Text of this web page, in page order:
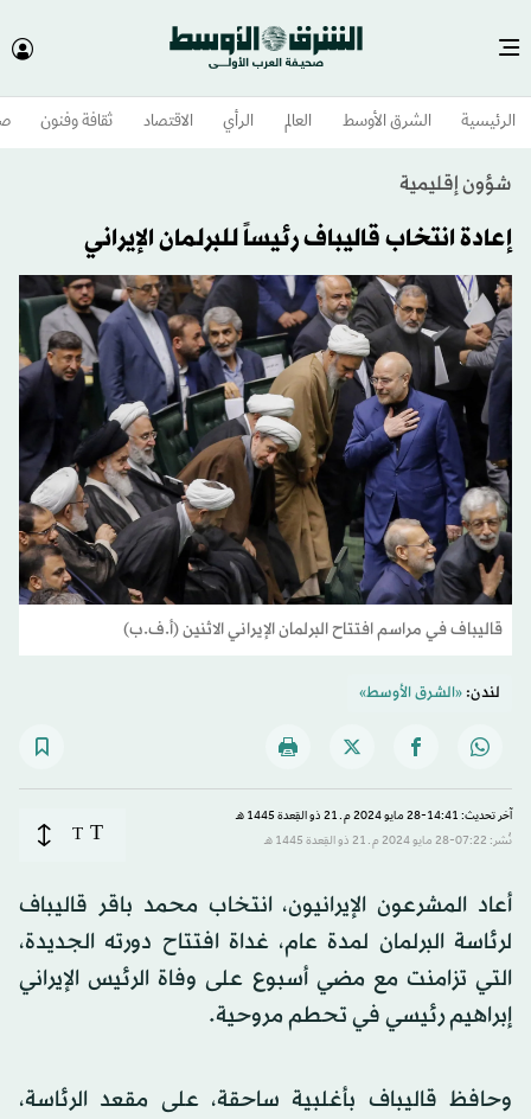
الرئيسية الشرق الأوسط​ العالم الرأي الاقتصاد ثقافة وفنون
شؤون إقليمية
إعادة انتخاب قاليباف رئيساً للبرلمان الإيراني
قاليباف في مراسم افتتاح البرلمان الإيراني الاثنين (أ.ف.ب)
لندن:«الشرق الأوسط»
آخر تحديث: 14:41-28 مايو 2024 م ـ 21 ذو القِعدة 1445 هـ
نُشر: 07:22-28 مايو 2024 م ـ 21 ذو القِعدة 1445 هـ
T
T
أعاد المشرعون الإيرانيون، انتخاب محمد باقر قاليباف
لرئاسة البرلمان لمدة عام، غداة افتتاح دورته الجديدة،
التي تزامنت مع مضي أسبوع على وفاة الرئيس الإيراني
إبراهيم رئيسي في تحطم مروحية.
وحافظ قاليباف بأغلبية ساحقة، على مقعد الرئاسة،